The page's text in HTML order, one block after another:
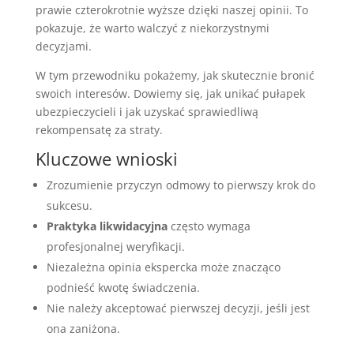
prawie czterokrotnie wyższe dzięki naszej opinii. To
pokazuje, że warto walczyć z niekorzystnymi
decyzjami.
W tym przewodniku pokażemy, jak skutecznie bronić
swoich interesów. Dowiemy się, jak unikać pułapek
ubezpieczycieli i jak uzyskać sprawiedliwą
rekompensatę za straty.
Kluczowe wnioski
Zrozumienie przyczyn odmowy to pierwszy krok do
sukcesu.
Praktyka likwidacyjnaczęsto wymaga
profesjonalnej weryfikacji.
Niezależna opinia ekspercka może znacząco
podnieść kwotę świadczenia.
Nie należy akceptować pierwszej decyzji, jeśli jest
ona zaniżona.